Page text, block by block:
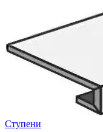
Ступени